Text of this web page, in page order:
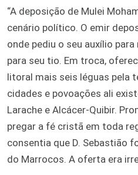
“A deposição de Mulei
cenário político. O emir
onde pediu o seu auxílio
para seu tio. Em troca,
litoral mais seis léguas pela
cidades e povoações ali
Larache e Alcácer-Quibir.
pregar a fé cristã em toda
consentia que D. Sebastião
do Marrocos. A oferta era